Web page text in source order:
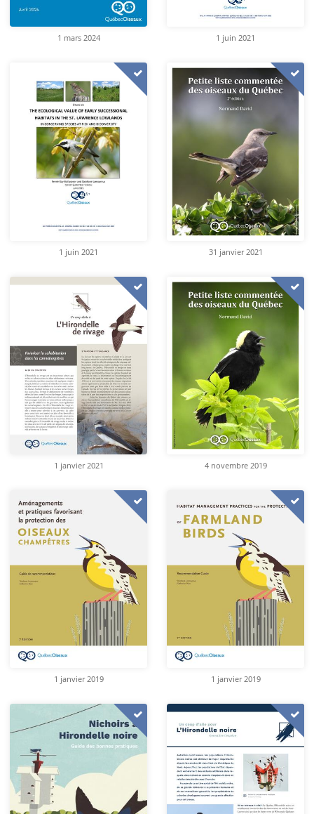
1 mars 2024 1 juin 2021
1 juin 2021 31 janvier 2021
1 janvier 2021 4 novembre 2019
1 janvier 2019 1 janvier 2019